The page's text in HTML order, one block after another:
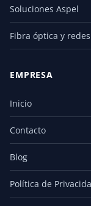
Soluciones Aspel
Fibra óptica y redes
EMPRESA
Inicio
Contacto
Blog
Política de